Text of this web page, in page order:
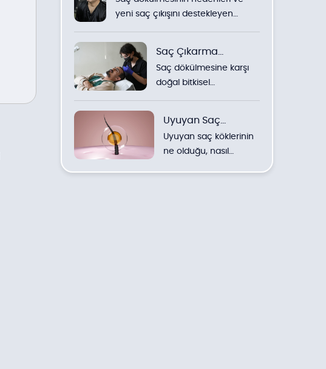
yeni saç çıkışını destekleyen
bilgiler.
Saç Çıkarma
Yöntemleri
Saç dökülmesine karşı
doğal bitkisel
yöntemlerin detaylı
incelemesi.
Uyuyan Saç
Köklerini
Uyandırmak
Uyuyan saç köklerinin
ne olduğu, nasıl